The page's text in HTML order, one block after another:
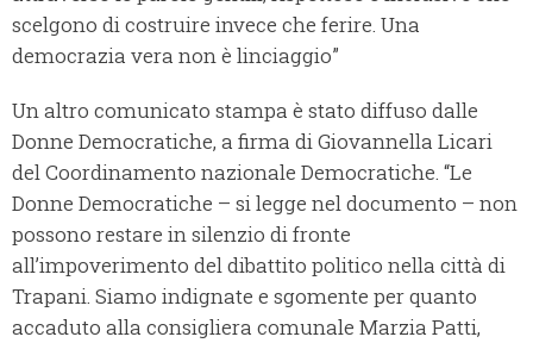
scelgono di costruire invece che ferire. Una
democrazia vera non è linciaggio”
Un altro comunicato stampa è stato diffuso dalle
Donne Democratiche, a firma di Giovannella Licari
del Coordinamento nazionale Democratiche. “Le
Donne Democratiche – si legge nel documento – non
possono restare in silenzio di fronte
all’impoverimento del dibattito politico nella città di
Trapani. Siamo indignate e sgomente per quanto
accaduto alla consigliera comunale Marzia Patti,